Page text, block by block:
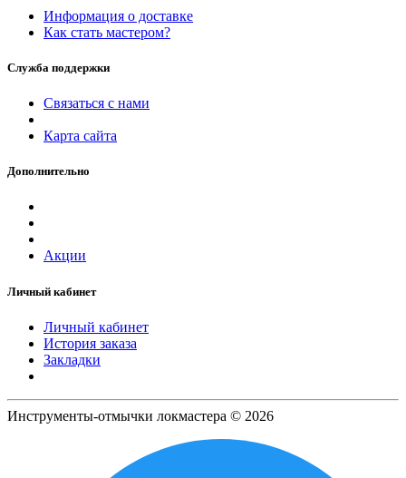
Информация о доставке
Как стать мастером?
Служба поддержки
Связаться с нами
Карта сайта
Дополнительно
Акции
Личный кабинет
Личный кабинет
История заказа
Закладки
Инструменты-отмычки локмастера © 2026